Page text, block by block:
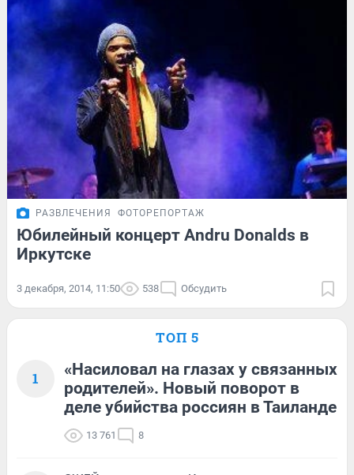
РАЗВЛЕЧЕНИЯ ФОТОРЕПОРТАЖ
Юбилейный концерт Andru Donalds в
Иркутске
3 декабря, 2014, 11:50 538 Обсудить
ТОП 5
1
«Насиловал на глазах у связанных
родителей». Новый поворот в
деле убийства россиян в Таиланде
13 761 8